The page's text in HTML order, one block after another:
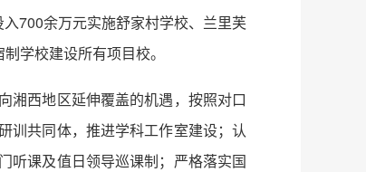
700余万元实施舒家村学校、兰里芙
学校建设所有项目校。
湘西地区延伸覆盖的机遇，按照对口
训共同体，推进学科工作室建设；认
听课及值日领导巡课制；严格落实国